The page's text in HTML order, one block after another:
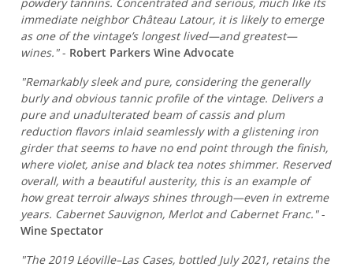
immediate neighbor Château Latour, it is likely to emerge
as one of the vintage’s longest lived—and greatest—
wines."- Robert Parkers Wine Advocate
"Remarkably sleek and pure, considering the generally
burly and obvious tannic profile of the vintage. Delivers a
pure and unadulterated beam of cassis and plum
reduction flavors inlaid seamlessly with a glistening iron
girder that seems to have no end point through the finish,
where violet, anise and black tea notes shimmer. Reserved
overall, with a beautiful austerity, this is an example of
how great terroir always shines through—even in extreme
years. Cabernet Sauvignon, Merlot and Cabernet Franc."-
Wine Spectator
"The 2019 Léoville–Las Cases, bottled July 2021, retains the